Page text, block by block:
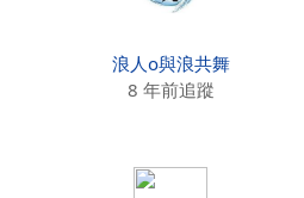
浪人o與浪共舞
8 年前追蹤